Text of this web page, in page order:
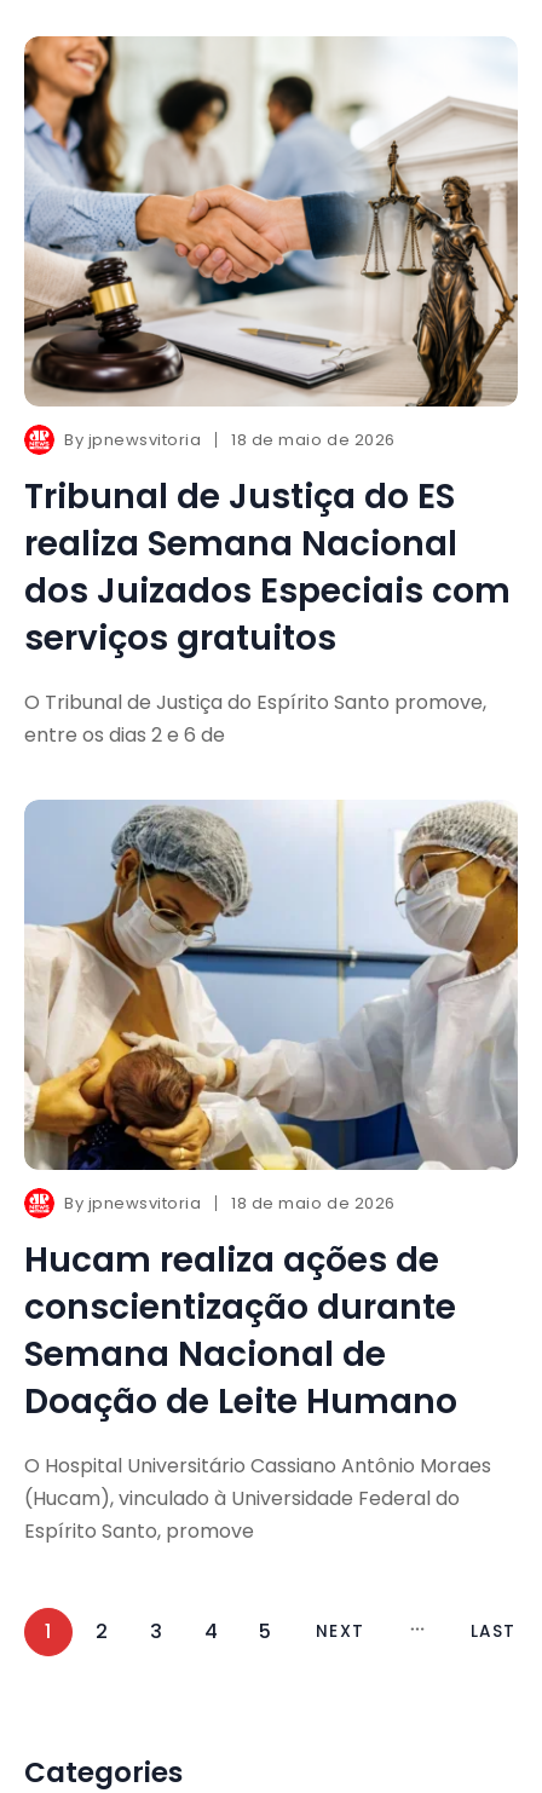
By jpnewsvitoria 18 de maio de 2026
Tribunal de Justiça do ES
realiza Semana Nacional
dos Juizados Especiais com
serviços gratuitos
O Tribunal de Justiça do Espírito Santo promove,
entre os dias 2 e 6 de
By jpnewsvitoria 18 de maio de 2026
Hucam realiza ações de
conscientização durante
Semana Nacional de
Doação de Leite Humano
O Hospital Universitário Cassiano Antônio Moraes
(Hucam), vinculado à Universidade Federal do
Espírito Santo, promove
1 2 3 4 5 NEXT LAST
Categories